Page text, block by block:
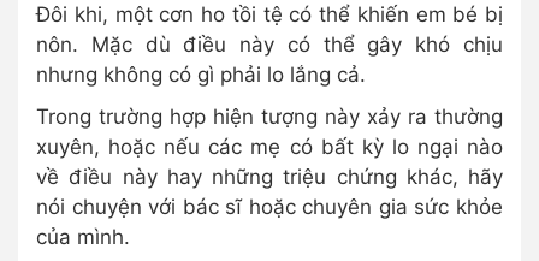
Đôi khi, một cơn ho tồi tệ có thể khiến em bé bị
nôn. Mặc dù điều này có thể gây khó chịu
nhưng không có gì phải lo lắng cả.
Trong trường hợp hiện tượng này xảy ra thường
xuyên, hoặc nếu các mẹ có bất kỳ lo ngại nào
về điều này hay những triệu chứng khác, hãy
nói chuyện với bác sĩ hoặc chuyên gia sức khỏe
của mình.